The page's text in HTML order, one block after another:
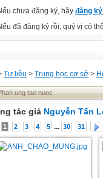
chưa đăng ký, hãy đăng
đã đăng ký rồi, quý vị có
Tư liệu > Trung học cơ sở >
ung tao nuoc
tác giả Nguyễn Tấn
1 2 3 4 5 ... 30 31